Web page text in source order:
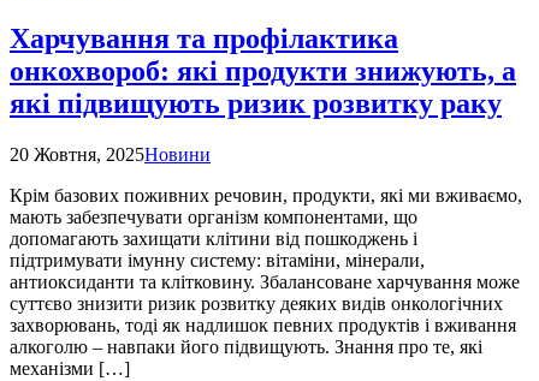
Харчування та профілактика
онкохвороб: які продукти знижують, а
які підвищують ризик розвитку раку
20 Жовтня, 2025Новини
Крім базових поживних речовин, продукти, які ми вживаємо,
мають забезпечувати організм компонентами, що
допомагають захищати клітини від пошкоджень і
підтримувати імунну систему: вітаміни, мінерали,
антиоксиданти та клітковину. Збалансоване харчування може
суттєво знизити ризик розвитку деяких видів онкологічних
захворювань, тоді як надлишок певних продуктів і вживання
алкоголю – навпаки його підвищують. Знання про те, які
механізми […]